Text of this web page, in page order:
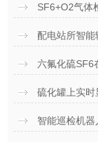
SF6+O2气体
配电站所智
六氟化硫SF6
硫化罐上实时
智能巡检机